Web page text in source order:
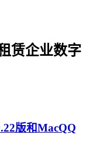
赁企业数字
版和MacQQ